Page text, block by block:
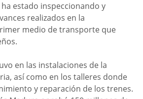
estado inspeccionando y
realizados en la
medio de transporte que
en las instalaciones de la
así como en los talleres donde
y reparación de los trenes.